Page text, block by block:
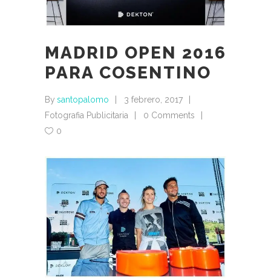
MADRID OPEN 2016
PARA COSENTINO
By santopalomo
3 febrero, 2017
Fotografia Publicitaria
0 Comments
0